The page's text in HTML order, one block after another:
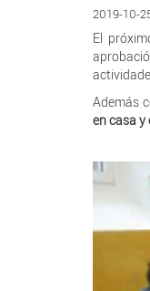
2019-10-
El
Además
en casa y